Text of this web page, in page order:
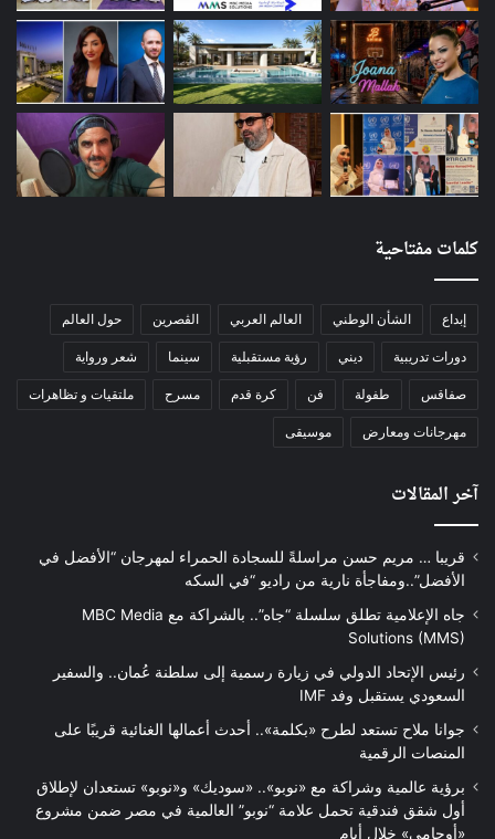
كلمات مفتاحية
إبداع الشأن الوطني العالم العربي الڨصرين حول العالم
دورات تدريبية ديني رؤية مستقبلية سينما شعر ورواية
صفاقس طفولة فن كرة قدم مسرح ملتقيات و تظاهرات
مهرجانات ومعارض موسيقى
آخر المقالات
قريبا … مريم حسن مراسلةً للسجادة الحمراء لمهرجان “الأفضل في
الأفضل”..ومفاجأة نارية من راديو “في السكه
جاه الإعلامية تطلق سلسلة “جاه”.. بالشراكة مع MBC Media
Solutions (MMS)
رئيس الإتحاد الدولي في زيارة رسمية إلى سلطنة عُمان.. والسفير
السعودي يستقبل وفد IMF
جوانا ملاح تستعد لطرح «بكلمة».. أحدث أعمالها الغنائية قريبًا على
المنصات الرقمية
برؤية عالمية وشراكة مع «نوبو».. «سوديك» و«نوبو» تستعدان لإطلاق
أول شقق فندقية تحمل علامة “نوبو” العالمية في مصر ضمن مشروع
«أوجامي» خلال أيام